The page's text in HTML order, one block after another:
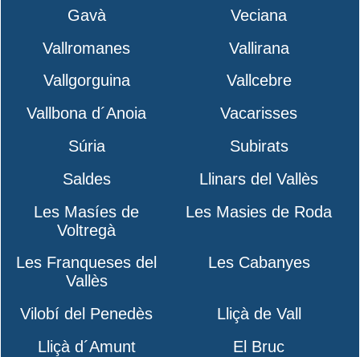
Gavà
Veciana
Vallromanes
Vallirana
Vallgorguina
Vallcebre
Vallbona d´Anoia
Vacarisses
Súria
Subirats
Saldes
Llinars del Vallès
Les Masíes de
Voltregà
Les Masies de Roda
Les Franqueses del
Vallès
Les Cabanyes
Vilobí del Penedès
Lliçà de Vall
Lliçà d´Amunt
El Bruc